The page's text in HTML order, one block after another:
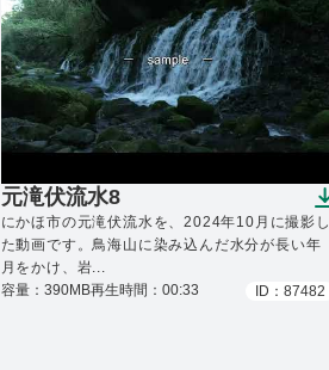
元滝伏流水8
（ダウンロードできます）
にかほ市の元滝伏流水を、2024年10月に撮影し
た動画です。鳥海山に染み込んだ水分が長い年
月をかけ、岩...
容量：390MB再生時間：00:33 ID：87482